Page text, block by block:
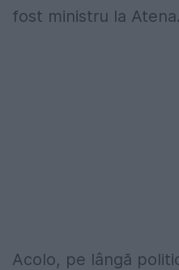
fost ministru la Atena.
Acolo, pe lângă